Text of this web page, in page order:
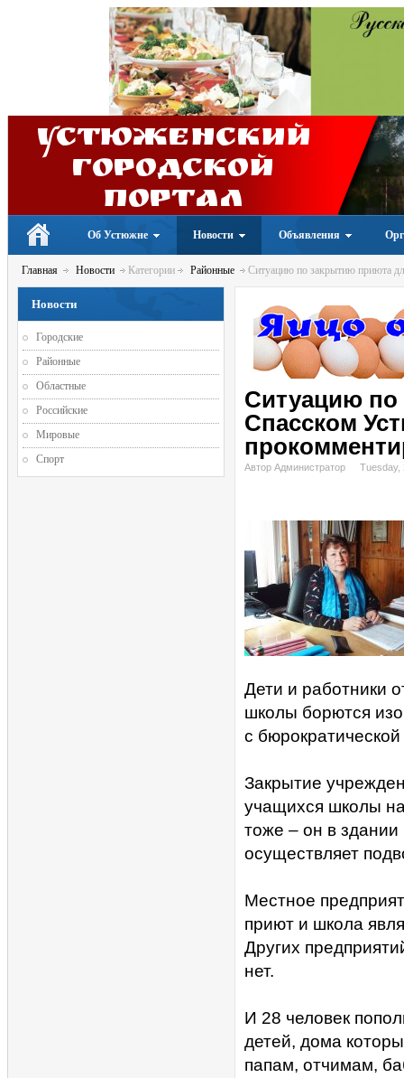
Устюженский
Городской
портал
Об Устюжне Новости Объявления
Главная Новости Категории Районные Ситуацию по закрытию приюта
Ситуацию по
Спасском
Автор Администратор Tuesday,
Дети и работники
школы борются
с
Закрытие
учащихся школы
тоже – он в
осуществляет
Местное
приют и школа
Других
нет.
И 28 человек
детей, дома
папам, отчимам,
Новости
Городские
Районные
Областные
Российские
Мировые
Спорт